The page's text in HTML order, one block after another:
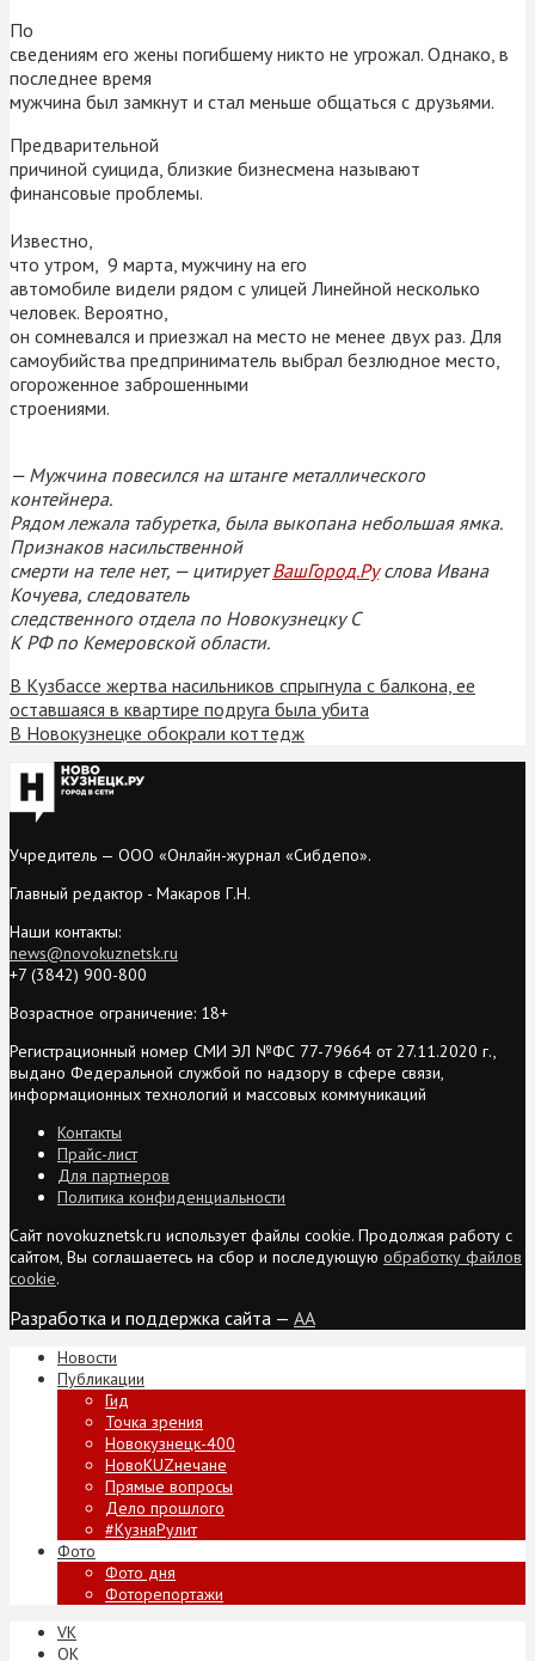
По
сведениям его жены погибшему никто не угрожал. Однако, в
последнее время
мужчина был замкнут и стал меньше общаться с друзьями.
Предварительной
причиной суицида, близкие бизнесмена называют
финансовые проблемы.
Известно,
что утром, 9 марта, мужчину на его
автомобиле видели рядом с улицей Линейной несколько
человек. Вероятно,
он сомневался и приезжал на место не менее двух раз. Для
самоубийства предприниматель выбрал безлюдное место,
огороженное заброшенными
строениями.
— Мужчина повесился на штанге металлического
контейнера.
Рядом лежала табуретка, была выкопана небольшая ямка.
Признаков насильственной
смерти на теле нет, — цитируетВашГород.Ру слова Ивана
Кочуева, следователь
следственного отдела по Новокузнецку С
К РФ по Кемеровской области.
В Кузбассе жертва насильников спрыгнула с балкона, ее
оставшаяся в квартире подруга была убита
В Новокузнецке обокрали коттедж
Учредитель — ООО «Онлайн-журнал «Сибдепо».
Главный редактор - Макаров Г.Н.
Наши контакты:
news@novokuznetsk.ru
+7 (3842) 900-800
Возрастное ограничение: 18+
Регистрационный номер СМИ ЭЛ №ФС 77-79664 от 27.11.2020 г.,
выдано Федеральной службой по надзору в сфере связи,
информационных технологий и массовых коммуникаций
Контакты
Прайс-лист
Для партнеров
Политика конфиденциальности
Сайт novokuznetsk.ru использует файлы cookie. Продолжая работу с
сайтом, Вы соглашаетесь на сбор и последующую обработку файлов
cookie.
Разработка и поддержка сайта — AA
Новости
Публикации
Гид
Точка зрения
Новокузнецк-400
НовоKUZнечане
Прямые вопросы
Дело прошлого
#КузняРулит
Фото
Фото дня
Фоторепортажи
VK
ОК